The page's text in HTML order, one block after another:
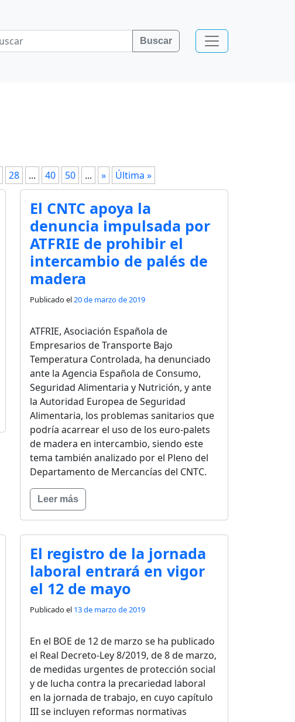
Buscar
28 ... 40 50 ... » Última »
El CNTC apoya la
denuncia impulsada por
ATFRIE de prohibir el
intercambio de palés de
madera
Publicado el20 de marzo de 2019
ATFRIE, Asociación Española de
Empresarios de Transporte Bajo
Temperatura Controlada, ha denunciado
ante la Agencia Española de Consumo,
Seguridad Alimentaria y Nutrición, y ante
la Autoridad Europea de Seguridad
Alimentaria, los problemas sanitarios que
podría acarrear el uso de los euro-palets
de madera en intercambio, siendo este
tema también analizado por el Pleno del
Departamento de Mercancías del CNTC.
Leer más
El registro de la jornada
laboral entrará en vigor
el 12 de mayo
Publicado el 13 de marzo de 2019
En el BOE de 12 de marzo se ha publicado
el Real Decreto-Ley 8/2019, de 8 de marzo,
de medidas urgentes de protección social
y de lucha contra la precariedad laboral
en la jornada de trabajo, en cuyo capítulo
III se incluyen reformas normativas